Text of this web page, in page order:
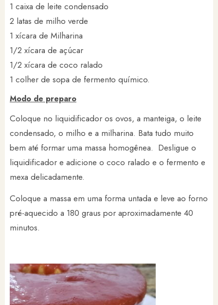
1 caixa de leite condensado
2 latas de milho verde
1 xícara de Milharina
1/2 xícara de açúcar
1/2 xícara de coco ralado
1 colher de sopa de fermento químico.
Modo de preparo
Coloque no liquidificador os ovos, a manteiga, o leite
condensado, o milho e a milharina. Bata tudo muito
bem até formar uma massa homogênea. Desligue o
liquidificador e adicione o coco ralado e o fermento e
mexa delicadamente.
Coloque a massa em uma forma untada e leve ao forno
pré-aquecido a 180 graus por aproximadamente 40
minutos.